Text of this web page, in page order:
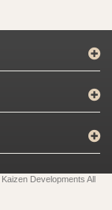
Kaizen Developments All